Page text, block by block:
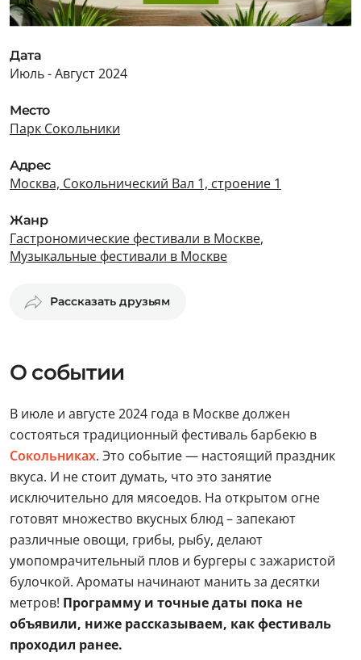
Дата
Июль - Август 2024
Место
Парк Сокольники
Адрес
Москва, Сокольнический Вал 1, строение 1
Жанр
Гастрономические фестивали в Москве,
Музыкальные фестивали в Москве
Рассказать друзьям
О событии
В июле и августе 2024 года в Москве должен
состояться традиционный фестиваль барбекю в
Сокольниках. Это событие — настоящий праздник
вкуса. И не стоит думать, что это занятие
исключительно для мясоедов. На открытом огне
готовят множество вкусных блюд – запекают
различные овощи, грибы, рыбу, делают
умопомрачительный плов и бургеры с зажаристой
булочкой. Ароматы начинают манить за десятки
метров! Программу и точные даты пока не
объявили, ниже рассказываем, как фестиваль
проходил ранее.